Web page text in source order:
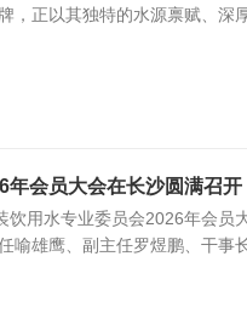
，正以其独特的水源禀赋、深
年会员大会在长沙圆满召开
用水专业委员会2026年会员
喻雄鹰、副主任罗煜鹏、干事